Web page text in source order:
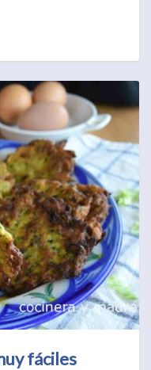
fáciles